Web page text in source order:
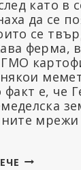
като в
да се
се
ферма,
някои
е, че
мрежи
БИЛ